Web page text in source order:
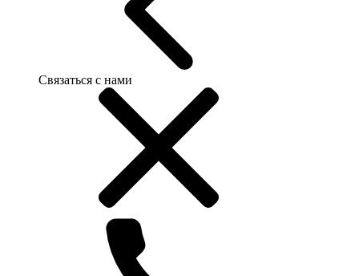
Связаться с нами